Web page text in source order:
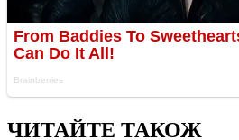
ЧИТАЙТЕ ТАКОЖ